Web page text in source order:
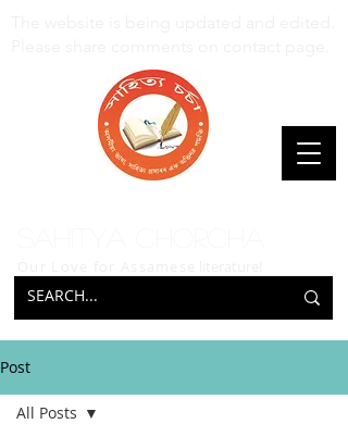
Post
All Posts